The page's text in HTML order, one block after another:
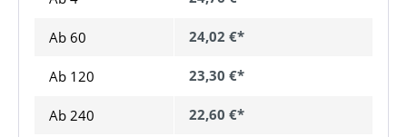
Ab 60 24,02 €*
Ab 120 23,30 €*
Ab 240 22,60 €*